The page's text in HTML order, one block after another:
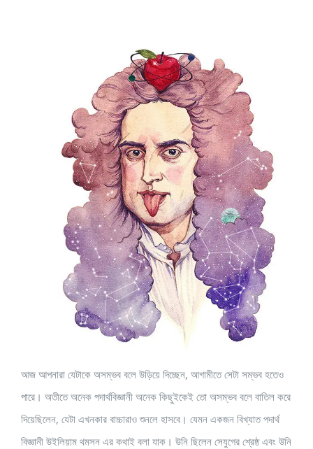
আজ আপনারা যেটাকে অসম্ভব বলে উড়িয়ে দিচ্ছেন, আগামীতে সেটা সম্ভব হতেও
পারে। অতীতে অনেক পদার্থবিজ্ঞানী অনেক কিছুইকেই তো অসম্ভব বলে বাতিল করে
দিয়েছিলেন, যেটা এখনকার বাচ্চারাও শুনলে হাসবে। যেমন একজন বিখ্যাত পদার্থ
বিজ্ঞানী উইলিয়াম থমসন এর কথাই বলা যাক। উনি ছিলেন সেযুগের শ্রেষ্ঠ এবং উনি